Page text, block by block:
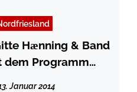
Hӕnning & Band
dem Programm
Januar 2014